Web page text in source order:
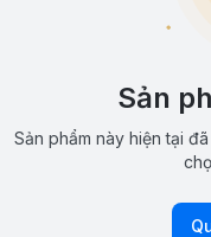
Sản
Sản phẩm này hiện tại